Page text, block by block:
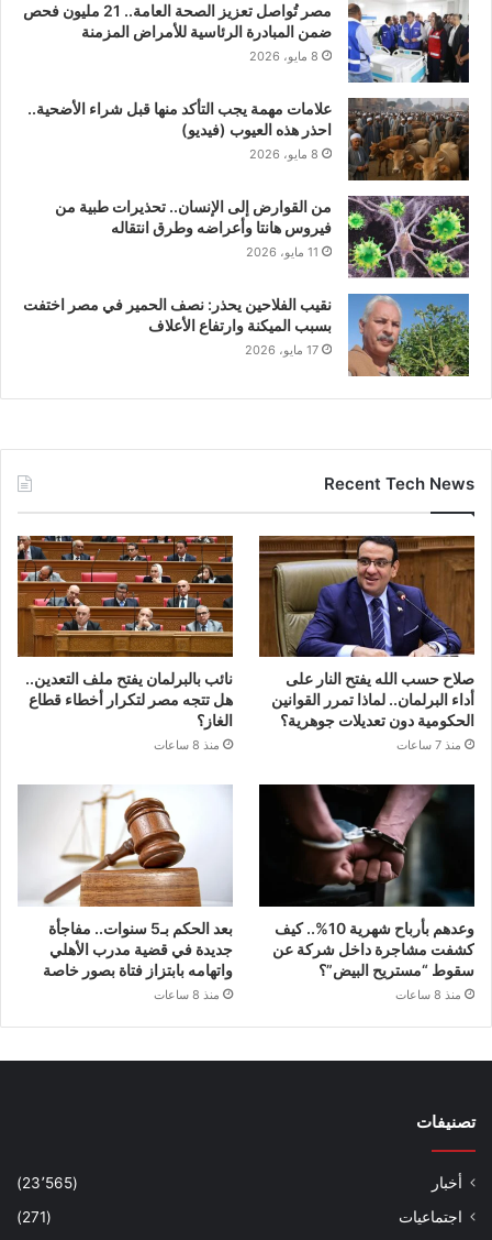
مصر تُواصل تعزيز الصحة العامة.. 21 مليون فحص
ضمن المبادرة الرئاسية للأمراض المزمنة
8 مايو، 2026
علامات مهمة يجب التأكد منها قبل شراء الأضحية..
احذر هذه العيوب (فيديو)
8 مايو، 2026
من القوارض إلى الإنسان.. تحذيرات طبية من
فيروس هانتا وأعراضه وطرق انتقاله
11 مايو، 2026
نقيب الفلاحين يحذر: نصف الحمير في مصر اختفت
بسبب الميكنة وارتفاع الأعلاف
17 مايو، 2026
Recent Tech News
صلاح حسب الله يفتح النار على
أداء البرلمان.. لماذا تمرر القوانين
الحكومية دون تعديلات جوهرية؟
منذ 7 ساعات
نائب بالبرلمان يفتح ملف التعدين..
هل تتجه مصر لتكرار أخطاء قطاع
الغاز؟
منذ 8 ساعات
وعدهم بأرباح شهرية 10%.. كيف
كشفت مشاجرة داخل شركة عن
سقوط “مستريح البيض”؟
منذ 8 ساعات
بعد الحكم بـ5 سنوات.. مفاجأة
جديدة في قضية مدرب الأهلي
واتهامه بابتزاز فتاة بصور خاصة
منذ 8 ساعات
تصنيفات
أخبار
(23٬565)
اجتماعيات
(271)